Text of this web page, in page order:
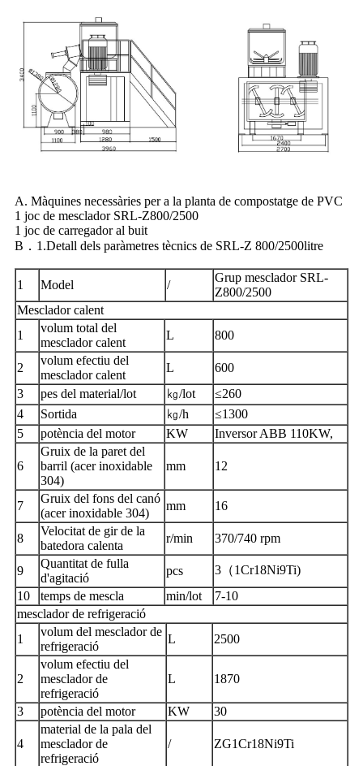
A. Màquines necessàries per a la planta de compostatge de PVC
1 joc de mesclador SRL-Z800/2500
1 joc de carregador al buit
B．1.Detall dels paràmetres tècnics de SRL-Z 800/2500litre
1 Model /
Grup mesclador SRL-
Z800/2500
Mesclador calent
1
volum total del
mesclador calent
L 800
2
volum efectiu del
mesclador calent
L
600
3
pes del material/lot ㎏/lot
≤260
4
Sortida ㎏/h
≤1300
5
potència del motor KW Inversor ABB 110KW,
6
Gruix de la paret del
barril (acer inoxidable
304)
mm 12
7
Gruix del fons del canó
(acer inoxidable 304)
mm 16
8
Velocitat de gir de la
batedora calenta
r/min 370/740 rpm
9
Quantitat de fulla
d'agitació
pcs
3（1Cr18Ni9Ti)
10
temps de mescla min/lot
7-10
mesclador de refrigeració
1
volum del mesclador de
refrigeració
L 2500
2
volum efectiu del
mesclador de
refrigeració
L 1870
3 potència del motor KW 30
4
material de la pala del
mesclador de
refrigeració
/ ZG1Cr18Ni9Ti